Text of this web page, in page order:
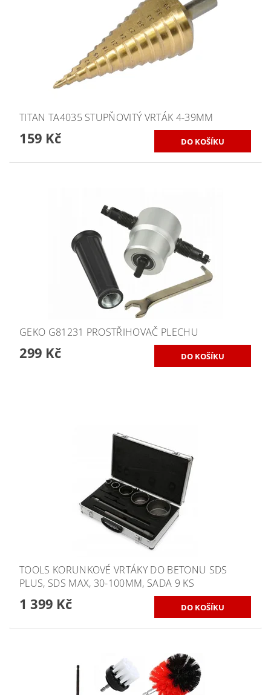
TITAN TA4035 STUPŇOVITÝ VRTÁK 4-39MM
159 Kč
GEKO G81231 PROSTŘIHOVAČ PLECHU
299 Kč
TOOLS KORUNKOVÉ VRTÁKY DO BETONU SDS
PLUS, SDS MAX, 30-100MM, SADA 9 KS
1 399 Kč